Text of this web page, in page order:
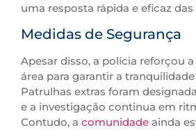
uma resposta rápida e eficaz
Medidas de Segurança
Apesar disso, a polícia reforçou
área para garantir a
Patrulhas extras foram
e a investigação continua em
Contudo, a comunidade ainda